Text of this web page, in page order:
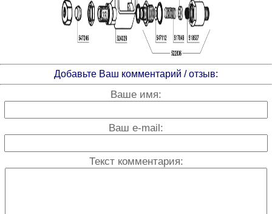
Добавьте Ваш комментарий / отзыв:
Ваше имя:
Ваш e-mail:
Текст комментария: